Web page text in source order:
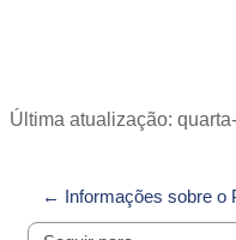
Última atualização:
← Informações sobre o